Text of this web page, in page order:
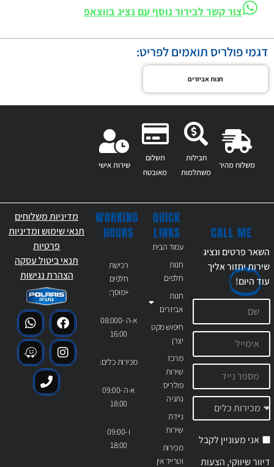
צור קשר לבירור נוסף עם נציג בווצאפ
דגמי פולריס תואמים לפריט:
חנות אביזרים
משלוח מהיר
חבילות
משתלמות
תשלום
מאובטח
שירות אישי
QUICK
LINKS
עמוד הבית
חנות
חלפים
חנות
אביזרים
חיפוש מקט
יצרן
מרכז
שירות
פולריס
נתניה
ניידת
שירות
מכירות
וטרייד אין
WORKING
HOURS
רכישת
חלפים
+מוסך:
א-ה 08:000-
16:00
מכירות כלים:
א-ה 09:00-
18:00
ו 09:00-
18:00
CALL ME
השאר פרטים ונציג
שירות יחזור אליך
עודהיום!
אני מעוניין לקבל
דיוור שיווקי, הצעות
מדיניות משלוחים
תנאי שימוש ומדיניות
פרטיות
תנאי ביטול עסקה
הצהרת נגישות